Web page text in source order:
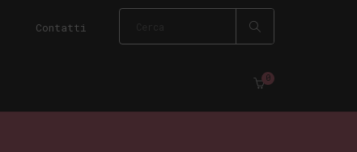
Contatti
0